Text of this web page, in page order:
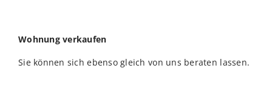
Wohnung verkaufen
Sie können sich ebenso gleich von uns beraten lassen.